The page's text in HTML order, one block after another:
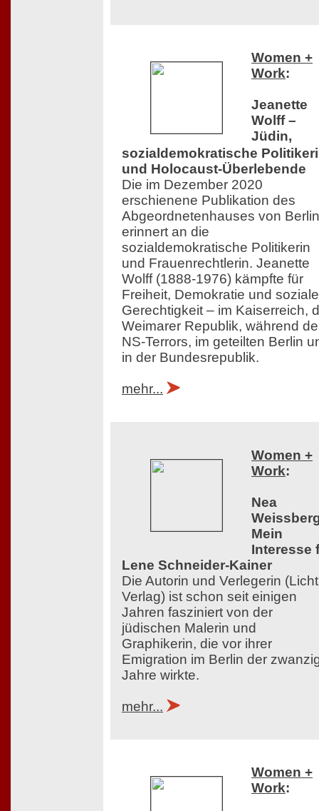
Women +
Work:
Jeanette
Wolff –
Jüdin,
sozialdemokratische
und Holocaust-Überlebende
Die im Dezember 2020
erschienene Publikation des
Abgeordnetenhauses von Berlin
erinnert an die
sozialdemokratische Politikerin
und Frauenrechtlerin. Jeanette
Wolff (1888-1976) kämpfte für
Freiheit, Demokratie und soziale
Gerechtigkeit – im Kaiserreich,
Weimarer Republik, während
NS-Terrors, im geteilten Berlin
in der Bundesrepublik.
mehr...
Women +
Work:
Nea
Mein
Interesse
Lene Schneider-Kainer
Die Autorin und Verlegerin
Verlag) ist schon seit einigen
Jahren fasziniert von der
jüdischen Malerin und
Graphikerin, die vor ihrer
Emigration im Berlin der
Jahre wirkte.
mehr...
Women +
Work: